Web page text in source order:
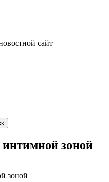
сайт
интимной зоной